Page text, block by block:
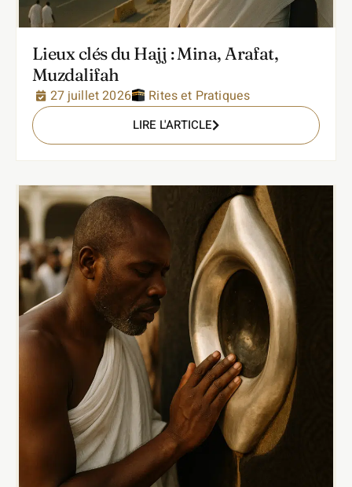
Lieux clés du Hajj : Mina, Arafat,
Muzdalifah
27 juillet 2026 Rites et Pratiques
LIRE L'ARTICLE